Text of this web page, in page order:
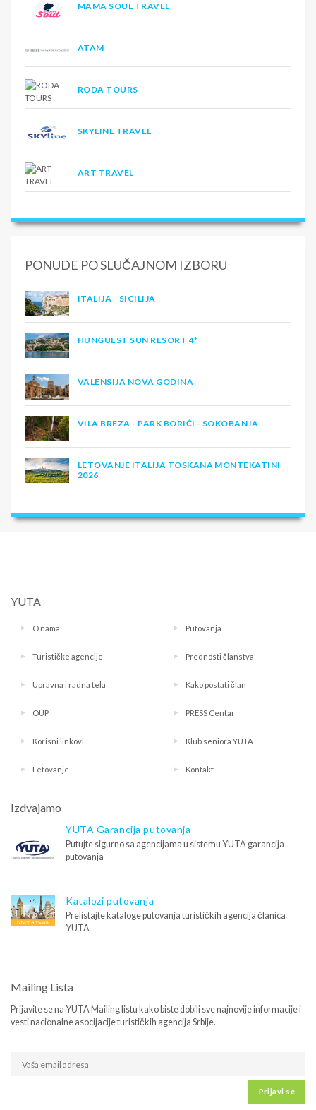
MAMA SOUL TRAVEL
ATAM
RODA TOURS
SKYLINE TRAVEL
ART TRAVEL
PONUDE PO SLUČAJNOM IZBORU
ITALIJA - SICILIJA
HUNGUEST SUN RESORT 4*
VALENSIJA NOVA GODINA
VILA BREZA - PARK BORIĆI - SOKOBANJA
LETOVANJE ITALIJA TOSKANA MONTEKATINI
2026
YUTA
O nama Putovanja
Turističke agencije Prednosti članstva
Upravna i radna tela Kako postati član
OUP PRESS Centar
Korisni linkovi Klub seniora YUTA
Letovanje Kontakt
Izdvajamo
YUTA Garancija putovanja
Putujte sigurno sa agencijama u sistemu YUTA garancija
putovanja
Katalozi putovanja
Prelistajte kataloge putovanja turističkih agencija članica
YUTA
Mailing Lista
Prijavite se na YUTA Mailing listu kako biste dobili sve najnovije informacije i
vesti nacionalne asocijacije turističkih agencija Srbije.
Prijavi se